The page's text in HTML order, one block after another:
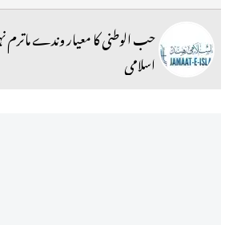
حب الوطنی کا معیار وندے
اسلامی